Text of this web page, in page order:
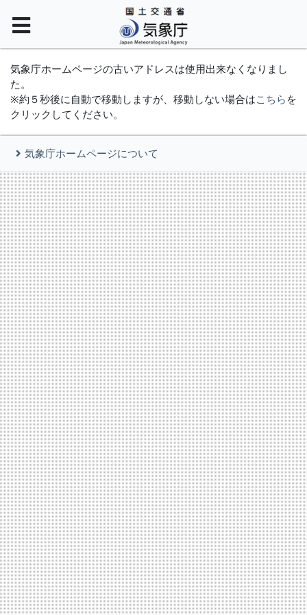
気象庁ホームページの古いアドレスは使用出来なくなりまし
た。
※約５秒後に自動で移動しますが、移動しない場合はこちら を
クリックしてください。
気象庁ホームページについて